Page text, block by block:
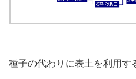
種子の代わりに表土を利用す